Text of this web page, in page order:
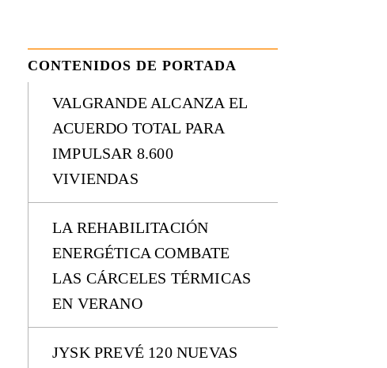
CONTENIDOS DE PORTADA
VALGRANDE ALCANZA EL
ACUERDO TOTAL PARA
IMPULSAR 8.600
VIVIENDAS
LA REHABILITACIÓN
ENERGÉTICA COMBATE
LAS CÁRCELES TÉRMICAS
EN VERANO
JYSK PREVÉ 120 NUEVAS